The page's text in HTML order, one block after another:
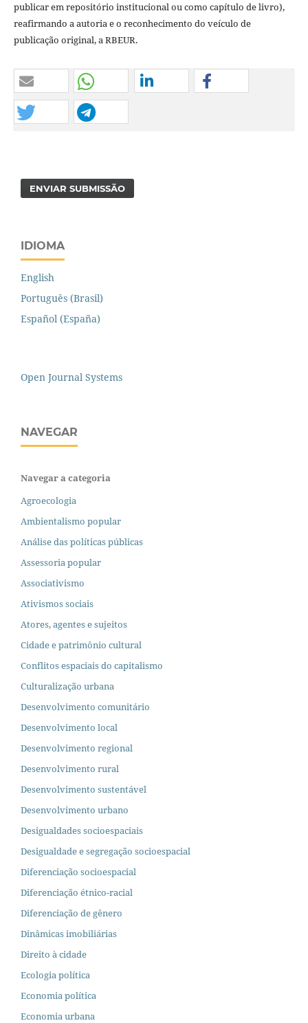
publicar em repositório institucional ou como capítulo de livro),
reafirmando a autoria e o reconhecimento do veículo de
publicação original, a RBEUR.
ENVIAR SUBMISSÃO
IDIOMA
English
Português (Brasil)
Español (España)
Open Journal Systems
NAVEGAR
Navegar a categoria
Agroecologia
Ambientalismo popular
Análise das políticas públicas
Assessoria popular
Associativismo
Ativismos sociais
Atores, agentes e sujeitos
Cidade e patrimônio cultural
Conflitos espaciais do capitalismo
Culturalização urbana
Desenvolvimento comunitário
Desenvolvimento local
Desenvolvimento regional
Desenvolvimento rural
Desenvolvimento sustentável
Desenvolvimento urbano
Desigualdades socioespaciais
Desigualdade e segregação socioespacial
Diferenciação socioespacial
Diferenciação étnico-racial
Diferenciação de gênero
Dinâmicas imobiliárias
Direito à cidade
Ecologia política
Economia política
Economia urbana